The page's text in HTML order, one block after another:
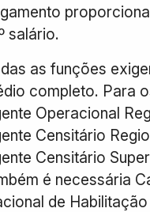
salário.
as funções
completo. Para
Operacional
Censitário
Censitário
é necessária
de